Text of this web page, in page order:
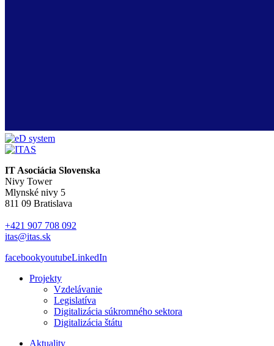
IT Asociácia Slovenska
Nivy Tower
Mlynské nivy 5
811 09 Bratislava
+421 907 708 092
itas@itas.sk
facebookyoutubeLinkedIn
Projekty
Vzdelávanie
Legislatíva
Digitalizácia súkromného sektora
Digitalizácia štátu
Aktuality